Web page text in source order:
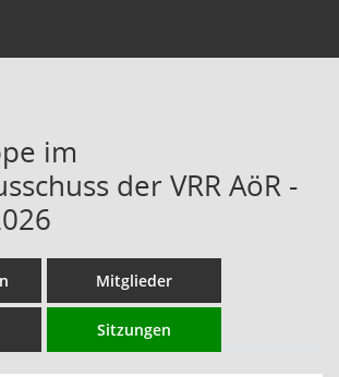
im
der VRR AöR -
Mitglieder
Sitzungen